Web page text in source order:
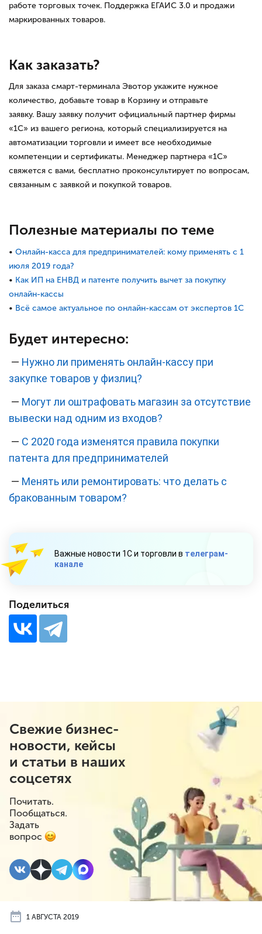
работе торговых точек. Поддержка ЕГАИС 3.0 и продажи
маркированных товаров.
Как заказать?
Для заказа смарт-терминала Эвотор укажите нужное
количество, добавьте товар в Корзину и отправьте
заявку. Вашу заявку получит официальный партнер фирмы
«1С» из вашего региона, который специализируется на
автоматизации торговли и имеет все необходимые
компетенции и сертификаты. Менеджер партнера «1С»
свяжется с вами, бесплатно проконсультирует по вопросам,
связанным с заявкой и покупкой товаров.
Полезные материалы по теме
• Онлайн-касса для предпринимателей: кому применять с 1
июля 2019 года?
• Как ИП на ЕНВД и патенте получить вычет за покупку
онлайн-кассы
• Всё самое актуальное по онлайн-кассам от экспертов 1С
Будет интересно:
— Нужно ли применять онлайн-кассу при
закупке товаров у физлиц?
— Могут ли оштрафовать магазин за отсутствие
вывески над одним из входов?
— С 2020 года изменятся правила покупки
патента для предпринимателей
— Менять или ремонтировать: что делать с
бракованным товаром?
Важные новости 1С и торговли в телеграм-
канале
Поделиться
Свежие бизнес-
новости, кейсы
и статьи в наших
соцсетях
Почитать.
Пообщаться.
Задать
вопрос
1 АВГУСТА 2019